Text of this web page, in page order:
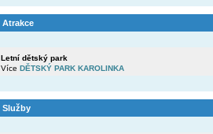
Atrakce
Letní dětský park
Více DĚTSKÝ PARK KAROLINKA
Služby